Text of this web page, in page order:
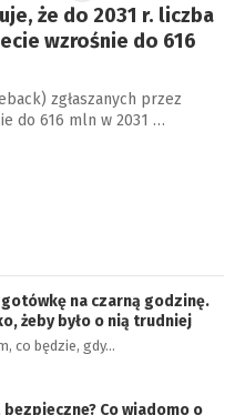
że do 2031 r. liczba
wzrośnie do 616
zgłaszanych przez
do 616 mln w 2031 …
na czarną godzinę.
żeby było o nią trudniej
co będzie, gdy…
Co wiadomo o